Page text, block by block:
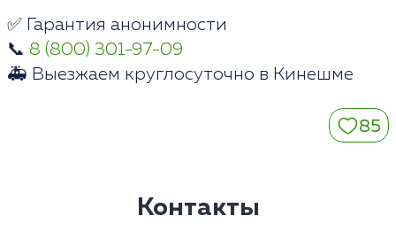
✅ Гарантия анонимности
📞 8 (800) 301-97-09
🚑 Выезжаем круглосуточно в Кинешме
85
Контакты